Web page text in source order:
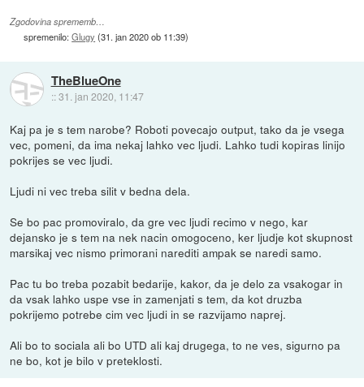
Zgodovina sprememb…
spremenilo:Glugy (31. jan 2020 ob 11:39)
TheBlueOne
::31. jan 2020, 11:47
Kaj pa je s tem narobe? Roboti povecajo output, tako da je vsega
vec, pomeni, da ima nekaj lahko vec ljudi. Lahko tudi kopiras linijo
pokrijes se vec ljudi.
Ljudi ni vec treba silit v bedna dela.
Se bo pac promoviralo, da gre vec ljudi recimo v nego, kar
dejansko je s tem na nek nacin omogoceno, ker ljudje kot skupnost
marsikaj vec nismo primorani narediti ampak se naredi samo.
Pac tu bo treba pozabit bedarije, kakor, da je delo za vsakogar in
da vsak lahko uspe vse in zamenjati s tem, da kot druzba
pokrijemo potrebe cim vec ljudi in se razvijamo naprej.
Ali bo to sociala ali bo UTD ali kaj drugega, to ne ves, sigurno pa
ne bo, kot je bilo v preteklosti.